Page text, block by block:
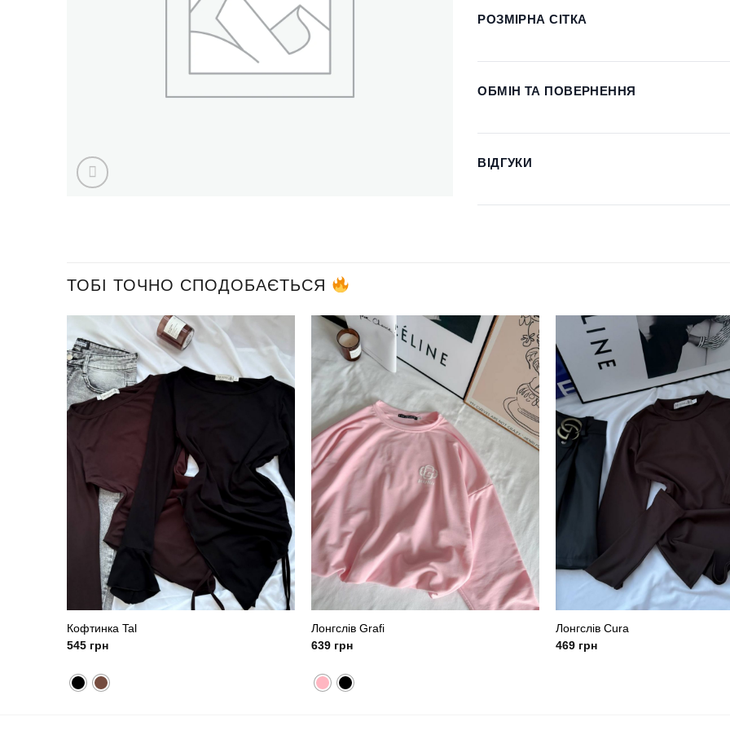
РОЗМІРНА СІТКА
ОБМІН ТА ПОВЕРНЕННЯ
ВІДГУКИ
ТОБІ ТОЧНО СПОДОБАЄТЬСЯ
Кофтинка Tal
545грн
Лонгслів Grafi
639грн
Лонгслів Cura
469грн